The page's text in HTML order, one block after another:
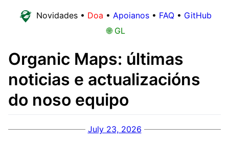
Novidades • Doa • Apoianos • FAQ • GitHub
🌐 GL
Organic Maps: últimas
noticias e actualizacións
do noso equipo
July 23, 2026